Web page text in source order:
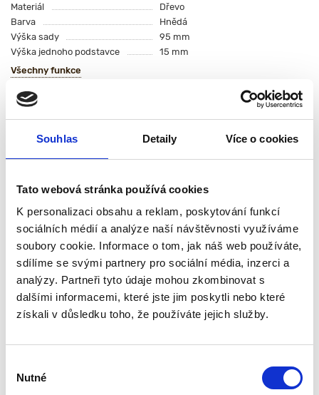
Souhlas Detaily Více o cookies
Tato webová stránka používá cookies
K personalizaci obsahu a reklam, poskytování funkcí
sociálních médií a analýze naší návštěvnosti využíváme
soubory cookie. Informace o tom, jak náš web používáte,
sdílíme se svými partnery pro sociální média, inzerci a
analýzy. Partneři tyto údaje mohou zkombinovat s
dalšími informacemi, které jste jim poskytli nebo které
získali v důsledku toho, že používáte jejich služby.
souhlasu
Nutné
Materiál
Dřevo
Barva
Hnědá
Výška sady
95 mm
Výška jednoho podstavce
15 mm
Všechny funkce
Specifikace
Hodnocení (0)
Sada 6 kulatých podtácků
z masivního dubového
dřeva se stojánkem je
určena pro ochranu
povrchů před vlhkostí,
teplem a poškrábáním.
Každý kus je originál díky
nadčasový a elegantní vzhled vhodný do domácnosti,